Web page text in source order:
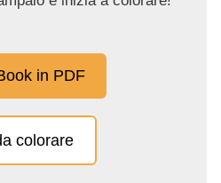
in PDF
colorare